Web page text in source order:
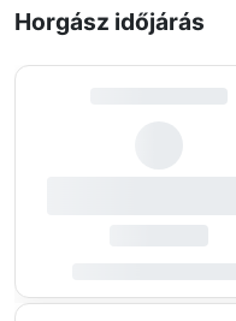
Horgász időjárás